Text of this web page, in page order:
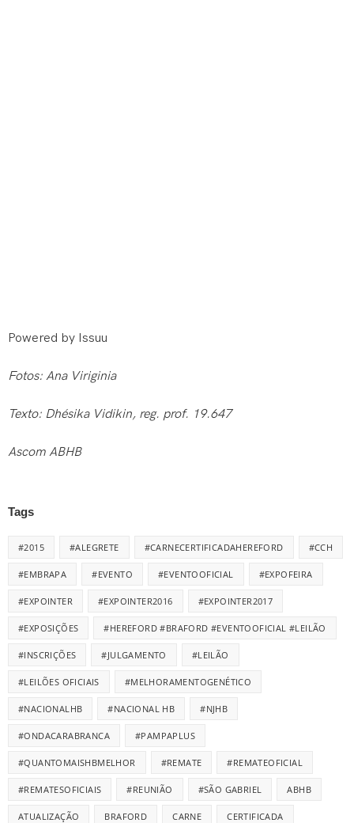
Powered by Issuu
Fotos: Ana Viriginia
Texto: Dhésika Vidikin, reg. prof. 19.647
Ascom ABHB
Tags
#2015 #ALEGRETE #CARNECERTIFICADAHEREFORD #CCH
#EMBRAPA #EVENTO #EVENTOOFICIAL #EXPOFEIRA
#EXPOINTER #EXPOINTER2016 #EXPOINTER2017
#EXPOSIÇÕES #HEREFORD #BRAFORD #EVENTOOFICIAL #LEILÃO
#INSCRIÇÕES #JULGAMENTO #LEILÃO
#LEILÕES OFICIAIS #MELHORAMENTOGENÉTICO
#NACIONALHB #NACIONAL HB #NJHB
#ONDACARABRANCA #PAMPAPLUS
#QUANTOMAISHBMELHOR #REMATE #REMATEOFICIAL
#REMATESOFICIAIS #REUNIÃO #SÃO GABRIEL ABHB
ATUALIZAÇÃO BRAFORD CARNE CERTIFICADA